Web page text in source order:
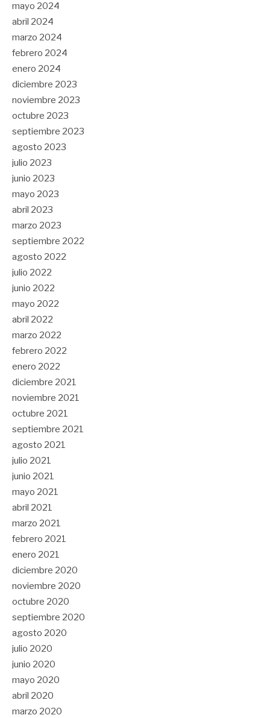
mayo 2024
abril 2024
marzo 2024
febrero 2024
enero 2024
diciembre 2023
noviembre 2023
octubre 2023
septiembre 2023
agosto 2023
julio 2023
junio 2023
mayo 2023
abril 2023
marzo 2023
septiembre 2022
agosto 2022
julio 2022
junio 2022
mayo 2022
abril 2022
marzo 2022
febrero 2022
enero 2022
diciembre 2021
noviembre 2021
octubre 2021
septiembre 2021
agosto 2021
julio 2021
junio 2021
mayo 2021
abril 2021
marzo 2021
febrero 2021
enero 2021
diciembre 2020
noviembre 2020
octubre 2020
septiembre 2020
agosto 2020
julio 2020
junio 2020
mayo 2020
abril 2020
marzo 2020